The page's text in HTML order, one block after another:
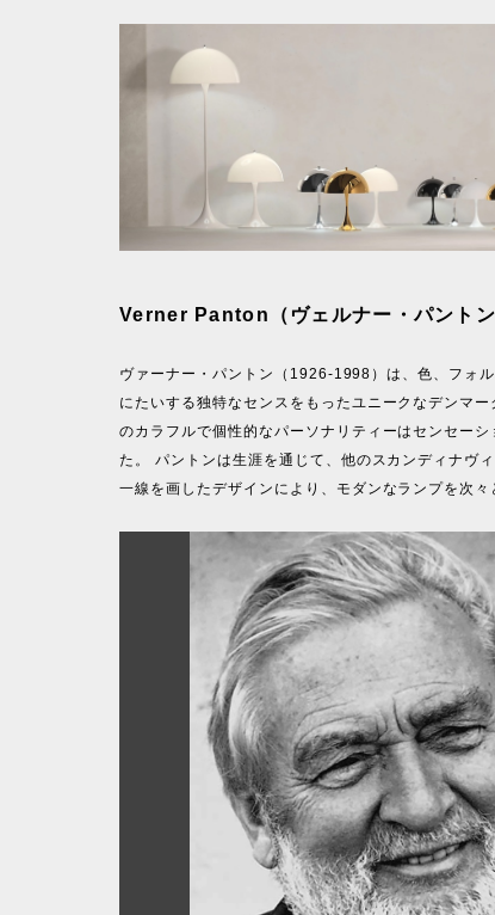
Verner Panton（ヴェルナー・パント
ヴァーナー・パントン（1926-1998）は、色、フォ
にたいする独特なセンスをもったユニークなデンマ
のカラフルで個性的なパーソナリティーはセンセーシ
た。 パントンは生涯を通じて、他のスカンディナヴ
一線を画したデザインにより、モダンなランプを次々